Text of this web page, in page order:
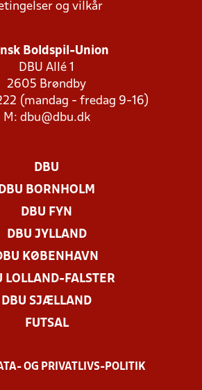
og vilkår
Boldspil-Union
DBU Allé 1
2605 Brøndby
(mandag - fredag 9-16)
M: dbu@dbu.dk
DBU
DBU BORNHOLM
DBU FYN
DBU JYLLAND
KØBENHAVN
LOLLAND-FALSTER
DBU SJÆLLAND
FUTSAL
OG PRIVATLIVS-POLITIK